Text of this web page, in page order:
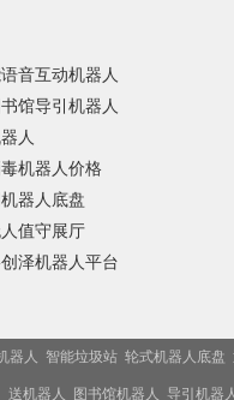
音互动机器人
馆导引机器人
人
机器人价格
器人底盘
值守展厅
泽机器人平台
器人 智能垃圾站 轮式机器人底盘
送机器人 图书馆机器人 导引机器